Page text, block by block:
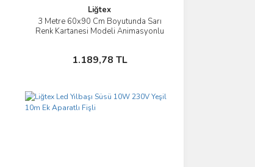
Liğtex
3 Metre 60x90 Cm Boyutunda Sarı
Renk Kartanesi Modeli Animasyonlu
1.189,78 TL
İncele
Sepete Ekle